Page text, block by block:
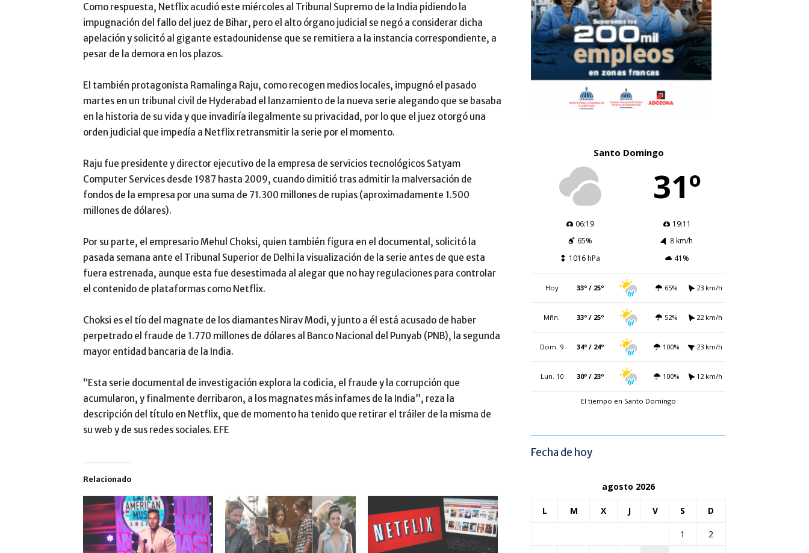
Como respuesta, Netflix acudió este miércoles al Tribunal Supremo de la India pidiendo la
impugnación del fallo del juez de Bihar, pero el alto órgano judicial se negó a considerar dicha
apelación y solicitó al gigante estadounidense que se remitiera a la instancia correspondiente, a
pesar de la demora en los plazos.
El también protagonista Ramalinga Raju, como recogen medios locales, impugnó el pasado
martes en un tribunal civil de Hyderabad el lanzamiento de la nueva serie alegando que se basaba
en la historia de su vida y que invadiría ilegalmente su privacidad, por lo que el juez otorgó una
orden judicial que impedía a Netflix retransmitir la serie por el momento.
Raju fue presidente y director ejecutivo de la empresa de servicios tecnológicos Satyam
Computer Services desde 1987 hasta 2009, cuando dimitió tras admitir la malversación de
fondos de la empresa por una suma de 71.300 millones de rupias (aproximadamente 1.500
millones de dólares).
Por su parte, el empresario Mehul Choksi, quien también figura en el documental, solicitó la
pasada semana ante el Tribunal Superior de Delhi la visualización de la serie antes de que esta
fuera estrenada, aunque esta fue desestimada al alegar que no hay regulaciones para controlar
el contenido de plataformas como Netflix.
Choksi es el tío del magnate de los diamantes Nirav Modi, y junto a él está acusado de haber
perpetrado el fraude de 1.770 millones de dólares al Banco Nacional del Punyab (PNB), la segunda
mayor entidad bancaria de la India.
“Esta serie documental de investigación explora la codicia, el fraude y la corrupción que
acumularon, y finalmente derribaron, a los magnates más infames de la India”, reza la
descripción del título en Netflix, que de momento ha tenido que retirar el tráiler de la misma de
su web y de sus redes sociales. EFE
Relacionado
Santo Domingo
31º
06:19
19:11
65%
8 km/h
1016 hPa
41%
Hoy 33º / 25º 65% 23 km/h
Mñn. 33º / 25º 52% 22 km/h
Dom. 9 34º / 24º 100% 23 km/h
Lun. 10 30º / 23º 100% 12 km/h
El tiempo en Santo Domingo
Fecha de hoy
agosto 2026
L M X J V S D
1
2